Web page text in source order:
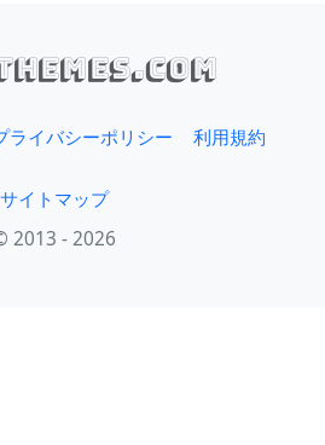
ライバシーポリシー 利用規約
サイトマップ
2013 - 2026